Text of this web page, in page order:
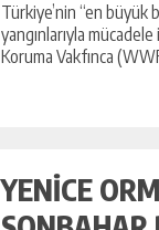
Türkiye’nin “en büyük
yangınlarıyla
Koruma Vakfınca
YENİCE